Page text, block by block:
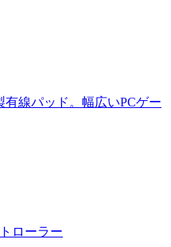
線パッド。幅広いPCゲー
ローラー